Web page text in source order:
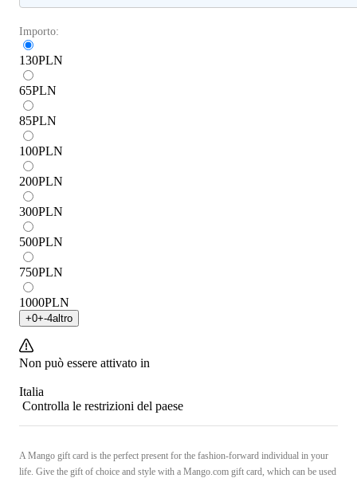
Importo:
130PLN
65PLN
85PLN
100PLN
200PLN
300PLN
500PLN
750PLN
1000PLN
+0+-4altro
Non può essere attivato in
Italia
Controlla le restrizioni del paese
A Mango gift card is the perfect present for the fashion-forward individual in your
life. Give the gift of choice and style with a Mango.com gift card, which can be used